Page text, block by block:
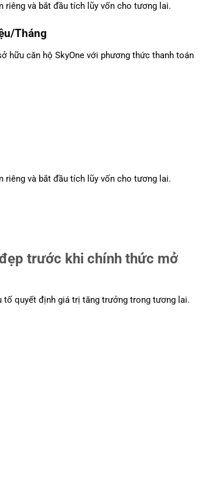
riêng và bắt đầu tích lũy vốn cho tương lai.
Tháng
hữu căn hộ SkyOne với phương thức thanh toán
riêng và bắt đầu tích lũy vốn cho tương lai.
trước khi chính thức mở
tố quyết định giá trị tăng trưởng trong tương lai.